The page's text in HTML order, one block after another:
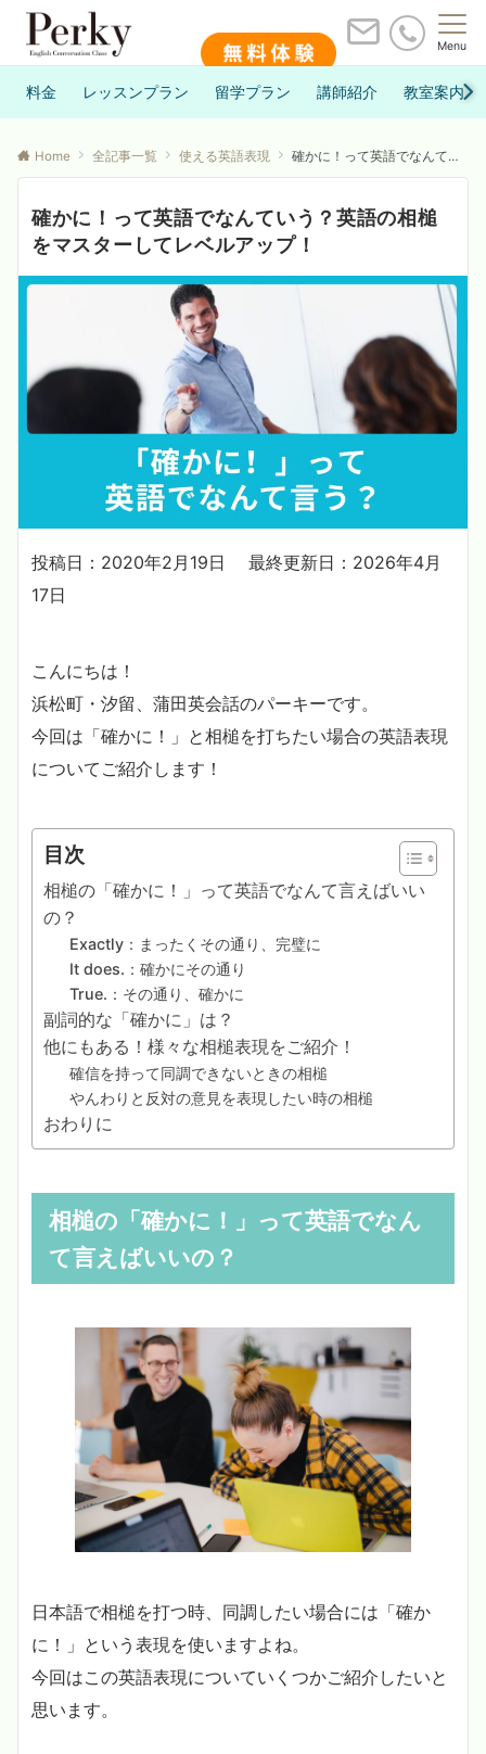
Menu
料金 レッスンプラン 留学プラン 講師紹介 教室案内
Home 全記事一覧 使える英語表現 確かに！って英語でなんていう？英語の相槌をマスターしてレベルアップ！
確かに！って英語でなんていう？英語の相槌
をマスターしてレベルアップ！
投稿日：2020年2月19日
最終更新日：2026年4月
17日
こんにちは！
浜松町・汐留、蒲田英会話のパーキーです。
今回は「確かに！」と相槌を打ちたい場合の英語表現
についてご紹介します！
目次
相槌の「確かに！」って英語でなんて言えばいい
の？
Exactly：まったくその通り、完璧に
It does.：確かにその通り
True.：その通り、確かに
副詞的な「確かに」は？
他にもある！様々な相槌表現をご紹介！
確信を持って同調できないときの相槌
やんわりと反対の意見を表現したい時の相槌
おわりに
相槌の「確かに！」って英語でなん
て言えばいいの？
日本語で相槌を打つ時、同調したい場合には「確か
に！」という表現を使いますよね。
今回はこの英語表現についていくつかご紹介したいと
思います。